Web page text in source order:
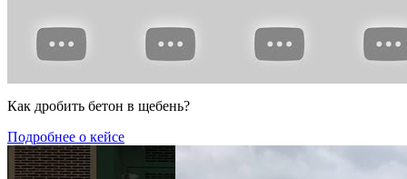
Как дробить бетон в щебень?
Подробнее о кейсе